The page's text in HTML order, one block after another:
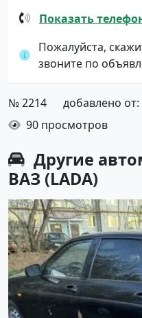
Показать
Пожалуйста,
звоните по
№ 2214
добавлено от:
90 просмотров
Другие
ВАЗ (LADA)